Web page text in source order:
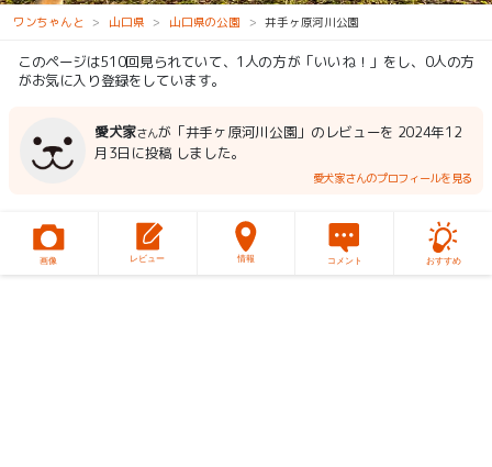
ワンちゃんと 山口県 山口県の公園 井手ヶ原河川公園
このページは510回見られていて、1人の方が「いいね！」をし、0人の方
がお気に入り登録をしています。
愛犬家さんが「井手ヶ原河川公園」のレビューを 2024年12
月3日に投稿 しました。
愛犬家さんのプロフィールを見る
画像 レビュー 情報 コメント おすすめ